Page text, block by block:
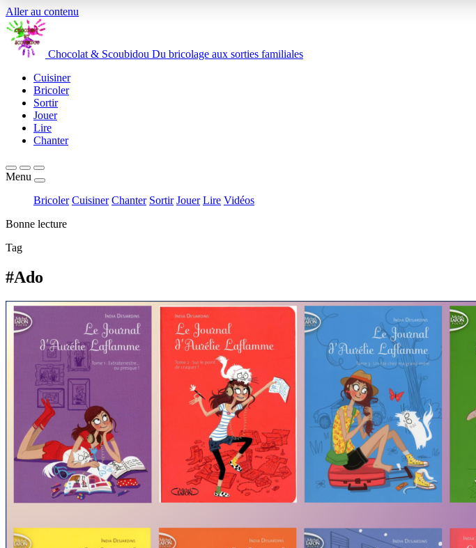
Aller au contenu
Chocolat & Scoubidou Du bricolage aux sorties familiales
Cuisiner
Bricoler
Sortir
Jouer
Lire
Chanter
Menu
Bricoler Cuisiner Chanter Sortir Jouer Lire Vidéos
Bonne lecture
Tag
#Ado